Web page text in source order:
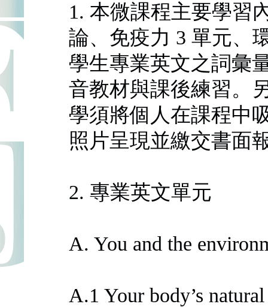
1. 本微課程主要學習
論、免疫力 3 單元、
學生專業英文之詞彙
音教材與課後練習。
學須將個人在課程中
照片呈現並繳交書面
2. 專業英文單元
A. You and the
A.1 Your body’s